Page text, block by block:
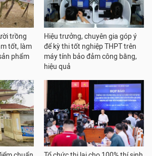
trồng
tốt, làm
phẩm
Hiệu trưởng, chuyên gia góp ý
để kỳ thi tốt nghiệp THPT trên
máy tính bảo đảm công bằng,
hiệu quả